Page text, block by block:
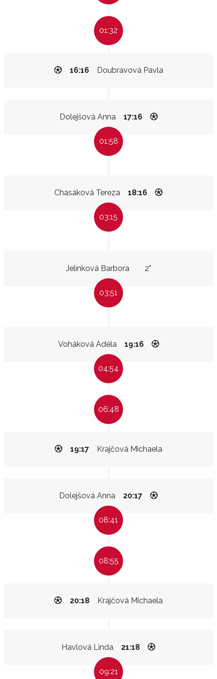
01:32
Doubravová Pavla
16:16
Dolejšová Anna 17:16
01:58
Chasáková Tereza 18:16
03:15
Jelínková Barbora 2"
03:51
Voháková Adéla 19:16
04:54
06:48
Krajčová Michaela
19:17
Dolejšová Anna 20:17
08:41
08:55
Krajčová Michaela
20:18
Havlová Linda 21:18
09:21